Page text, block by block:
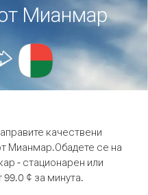
Мианмар
качествени
Мианмар.Обадете се на
- стационарен или
¢ за минута.